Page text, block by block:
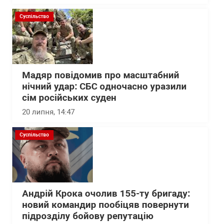
Суспільство
Мадяр повідомив про масштабний
нічний удар: СБС одночасно уразили
сім російських суден
20 липня, 14:47
Суспільство
Андрій Крока очолив 155-ту бригаду:
новий командир пообіцяв повернути
підрозділу бойову репутацію